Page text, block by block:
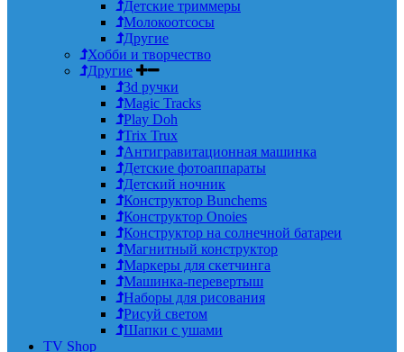
Детские триммеры
Молокоотсосы
Другие
Хобби и творчество
Другие
3d ручки
Magic Tracks
Play Doh
Trix Trux
Антигравитационная машинка
Детские фотоаппараты
Детский ночник
Конструктор Bunchems
Конструктор Onoies
Конструктор на солнечной батареи
Магнитный конструктор
Маркеры для скетчинга
Машинка-перевертыш
Наборы для рисования
Рисуй светом
Шапки с ушами
TV Shop